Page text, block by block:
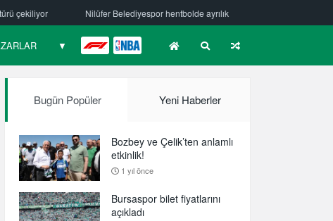
hentbolde ayrılık Mehmet Güzelsöz’den mesaj var!
▼ F1 NBA
Bugün Popüler Yeni Haberler
Bozbey ve Çelik’ten anlamlı
etkinlik!
1 yıl önce
Bursaspor bilet fiyatlarını
açıkladı